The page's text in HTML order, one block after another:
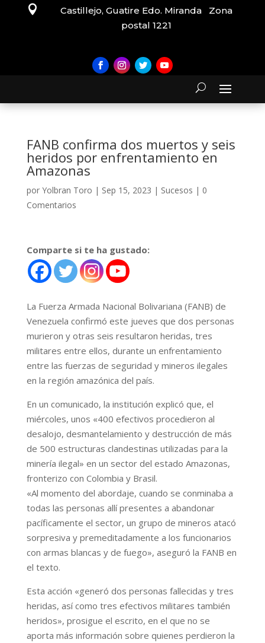

Castillejo, Guatire Edo. Miranda Zona
postal 1221
FANB confirma dos muertos y seis
heridos por enfrentamiento en
Amazonas
por Yolbran Toro | Sep 15, 2023 | Sucesos | 0
Comentarios
Comparte si te ha gustado:
La Fuerza Armada Nacional Bolivariana (FANB) de
Venezuela confirmó este jueves que dos personas
murieron y otras seis resultaron heridas, tres
militares entre ellos, durante un enfrentamiento
entre las fuerzas de seguridad y mineros ilegales
en la región amazónica del país.
En un comunicado, la institución explicó que, el
miércoles, unos «400 efectivos procedieron al
desalojo, desmantelamiento y destrucción de más
de 500 estructuras clandestinas utilizadas para la
minería ilegal» en un sector del estado Amazonas,
fronterizo con Colombia y Brasil.
«Al momento del abordaje, cuando se conminaba a
todas las personas allí presentes a abandonar
pacíficamente el sector, un grupo de mineros atacó
sorpresiva y premeditadamente a los funcionarios
con armas blancas y de fuego», aseguró la FANB en
el texto.
Esta acción «generó dos personas fallecidas y tres
heridas, así como tres efectivos militares también
heridos», prosigue el escrito, en el que no se
aporta más información sobre quienes perdieron la